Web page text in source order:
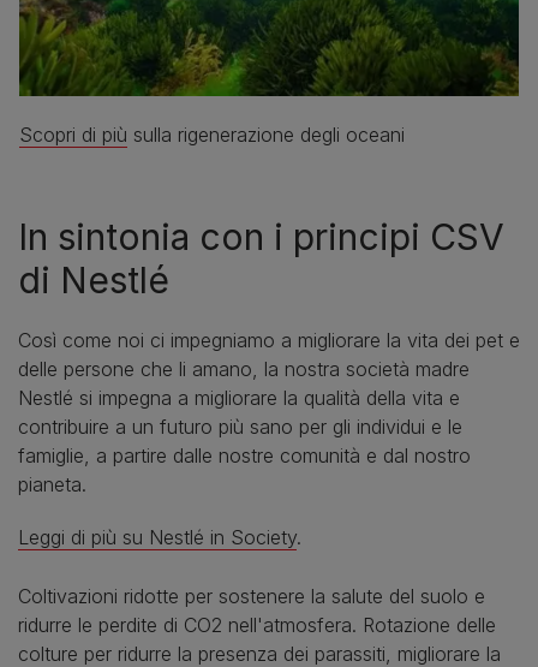
Scopri di più sulla rigenerazione degli oceani
In sintonia con i principi CSV
di Nestlé
Così come noi ci impegniamo a migliorare la vita dei pet e
delle persone che li amano, la nostra società madre
Nestlé si impegna a migliorare la qualità della vita e
contribuire a un futuro più sano per gli individui e le
famiglie, a partire dalle nostre comunità e dal nostro
pianeta.
Leggi di più su Nestlé in Society.
Coltivazioni ridotte per sostenere la salute del suolo e
ridurre le perdite di CO2 nell'atmosfera. Rotazione delle
colture per ridurre la presenza dei parassiti, migliorare la